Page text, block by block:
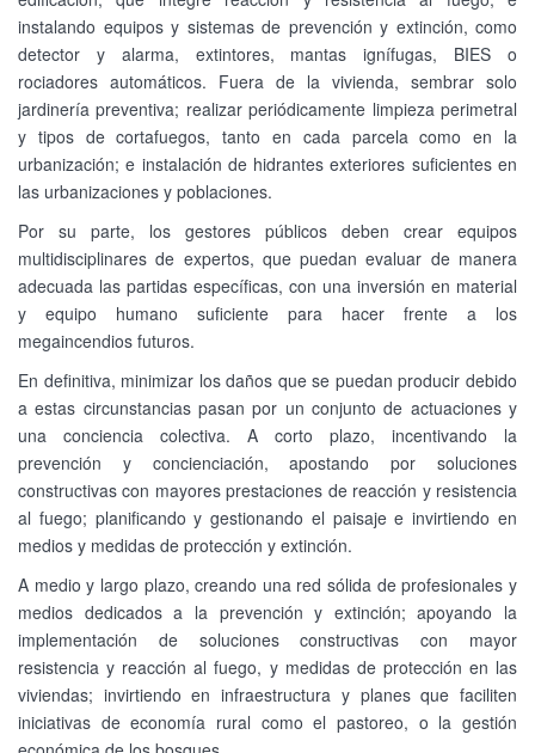
instalando equipos y sistemas de prevención y extinción, como
detector y alarma, extintores, mantas ignífugas, BIES o
rociadores automáticos. Fuera de la vivienda, sembrar solo
jardinería preventiva; realizar periódicamente limpieza perimetral
y tipos de cortafuegos, tanto en cada parcela como en la
urbanización; e instalación de hidrantes exteriores suficientes en
las urbanizaciones y poblaciones.
Por su parte, los gestores públicos deben crear equipos
multidisciplinares de expertos, que puedan evaluar de manera
adecuada las partidas específicas, con una inversión en material
y equipo humano suficiente para hacer frente a los
megaincendios futuros.
En definitiva, minimizar los daños que se puedan producir debido
a estas circunstancias pasan por un conjunto de actuaciones y
una conciencia colectiva. A corto plazo, incentivando la
prevención y concienciación, apostando por soluciones
constructivas con mayores prestaciones de reacción y resistencia
al fuego; planificando y gestionando el paisaje e invirtiendo en
medios y medidas de protección y extinción.
A medio y largo plazo, creando una red sólida de profesionales y
medios dedicados a la prevención y extinción; apoyando la
implementación de soluciones constructivas con mayor
resistencia y reacción al fuego, y medidas de protección en las
viviendas; invirtiendo en infraestructura y planes que faciliten
iniciativas de economía rural como el pastoreo, o la gestión